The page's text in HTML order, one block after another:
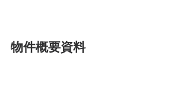
物件概要資料